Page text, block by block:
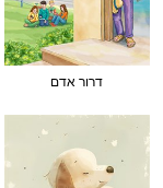
דרור אדם